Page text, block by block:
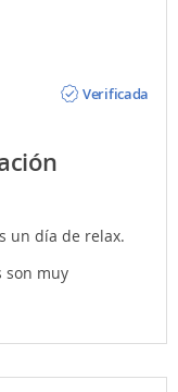
Verificada
un día de relax.
son muy